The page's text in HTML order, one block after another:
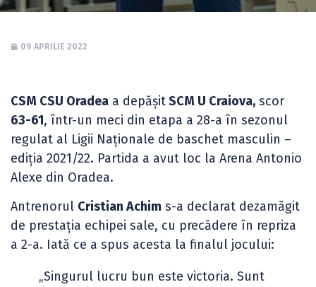
09 APRILIE 2022
CSM CSU Oradea a depășitSCM U Craiova, scor
63-61, într-un meci din etapa a 28-a în sezonul
regulat al Ligii Naționale de baschet masculin –
ediția 2021/22. Partida a avut loc la Arena Antonio
Alexe din Oradea.
Antrenorul Cristian Achim s-a declarat dezamăgit
de prestația echipei sale, cu precădere în repriza
a 2-a. Iată ce a spus acesta la finalul jocului:
„Singurul lucru bun este victoria. Sunt